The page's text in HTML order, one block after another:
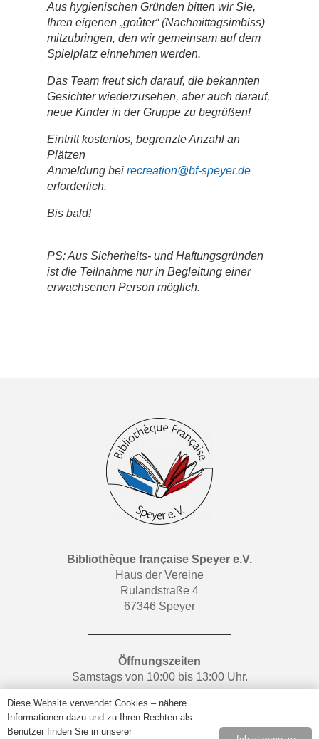
Aus hygienischen Gründen bitten wir Sie,
Ihren eigenen „goûter“ (Nachmittagsimbiss)
mitzubringen, den wir gemeinsam auf dem
Spielplatz einnehmen werden.
Das Team freut sich darauf, die bekannten
Gesichter wiederzusehen, aber auch darauf,
neue Kinder in der Gruppe zu begrüßen!
Eintritt kostenlos, begrenzte Anzahl an
Plätzen
Anmeldung bei recreation@bf-speyer.de
erforderlich.
Bis bald!
PS: Aus Sicherheits- und Haftungsgründen
ist die Teilnahme nur in Begleitung einer
erwachsenen Person möglich.
Bibliothèque française Speyer e.V.
Haus der Vereine
Rulandstraße 4
67346 Speyer
Öffnungszeiten
Samstags von 10:00 bis 13:00 Uhr.
Retrouvez-nous surFacebook
Diese Website verwendet Cookies – nähere
Informationen dazu und zu Ihren Rechten als
Benutzer finden Sie in unserer